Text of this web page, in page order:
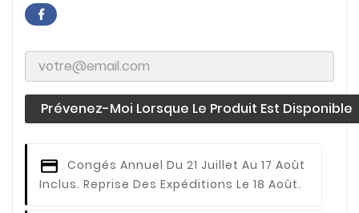
Prévenez-Moi Lorsque Le Produit Est Disponible
Congés Annuel Du 21 Juillet Au 17 Août
Inclus. Reprise Des Expéditions Le 18 Août.